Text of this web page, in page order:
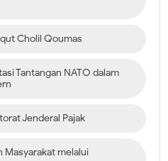
Cholil Qoumas
Tantangan NATO dalam
Jenderal Pajak
Masyarakat melalui